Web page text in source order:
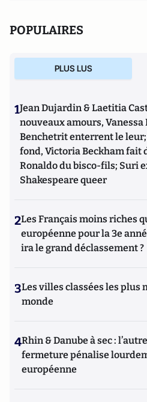
POPULAIRES
PLUS LUS
1Jean Dujardin & Laetitia
nouveaux amours, Vanessa
Benchetrit enterrent le
fond, Victoria Beckham fait
Ronaldo du bisco-fils; Suri
Shakespeare queer
2Les Français moins riches
européenne pour la 3e
ira le grand déclassement ?
3Les villes classées les plus
monde
4Rhin & Danube à sec :
fermeture pénalise
européenne